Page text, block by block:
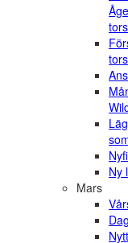
Ny
Mars